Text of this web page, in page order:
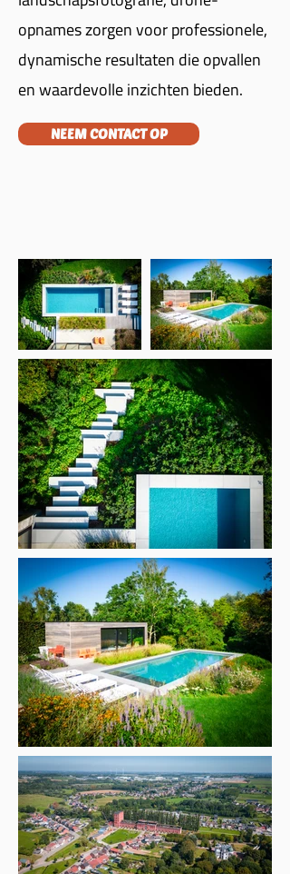
opnames zorgen voor professionele,
dynamische resultaten die opvallen
en waardevolle inzichten bieden.
NEEM CONTACT OP